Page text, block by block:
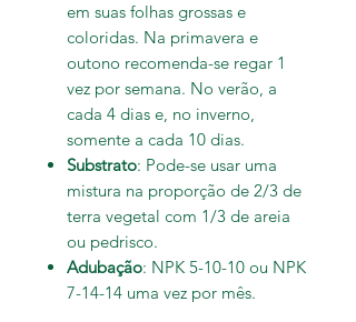
em suas folhas grossas e
coloridas. Na primavera e
outono recomenda-se regar 1
vez por semana. No verão, a
cada 4 dias e, no inverno,
somente a cada 10 dias.
Substrato: Pode-se usar uma
mistura na proporção de 2/3 de
terra vegetal com 1/3 de areia
ou pedrisco.
Adubação: NPK 5-10-10 ou NPK
7-14-14 uma vez por mês.